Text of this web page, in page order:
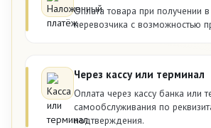
Оплата товара при получении
перевозчика с возможностью
Через кассу или терминал
Оплата через кассу банка или
самообслуживания по
подтверждения.